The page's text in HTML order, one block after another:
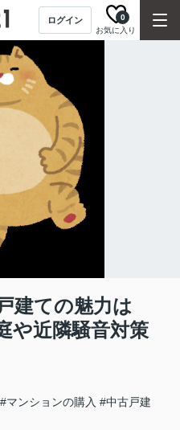
ログイン
お気に入り
0
建ての魅力は
や近隣騒音対策
#マンションの購入 #中古戸建